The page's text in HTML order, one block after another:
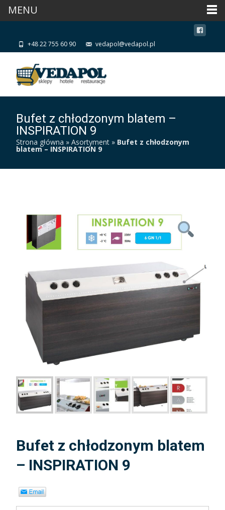
+48 22 755 60 90 vedapol@vedapol.pl
Bufet z chłodzonym blatem –
INSPIRATION 9
Strona główna » Asortyment » Bufet z chłodzonym
blatem – INSPIRATION 9
Bufet z chłodzonym blatem
– INSPIRATION 9
MENU